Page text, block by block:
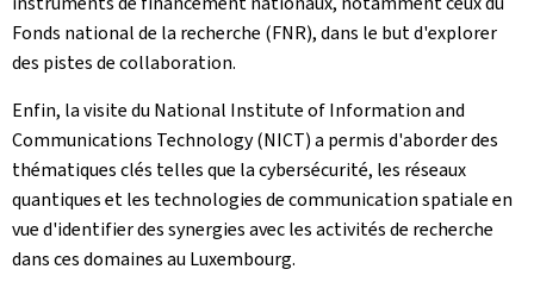
Fonds national de la recherche (FNR), dans le but d'explorer
des pistes de collaboration.
Enfin, la visite du National Institute of Information and
Communications Technology (NICT) a permis d'aborder des
thématiques clés telles que la cybersécurité, les réseaux
quantiques et les technologies de communication spatiale en
vue d'identifier des synergies avec les activités de recherche
dans ces domaines au Luxembourg.